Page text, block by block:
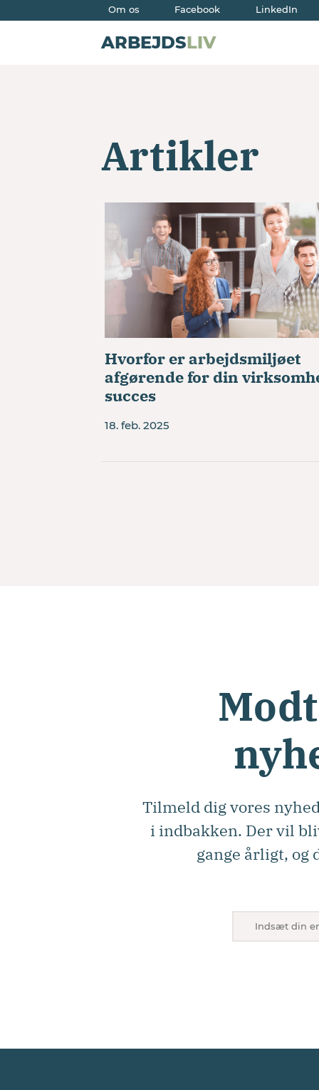
Om os Facebook LinkedIn
ARBEJDSLIV
Artikler
Hvorfor er arbejdsmiljøet
afgørende for din
succes
18. feb. 2025
Tilmeld dig vores
i indbakken. Der vil
gange årligt, og